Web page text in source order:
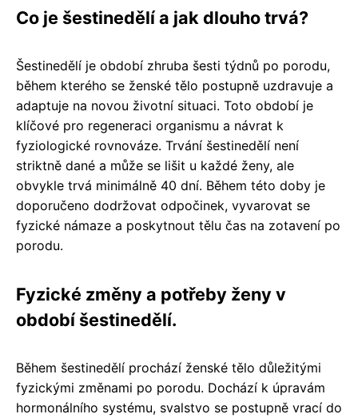
Co je šestinedělí a jak dlouho trvá?
Šestinedělí je období zhruba šesti týdnů po porodu,
během kterého se ženské tělo postupně uzdravuje a
adaptuje na novou životní situaci. Toto období je
klíčové pro regeneraci organismu a návrat k
fyziologické rovnováze. Trvání šestinedělí není
striktně dané a může se lišit u každé ženy, ale
obvykle trvá minimálně 40 dní. Během této doby je
doporučeno dodržovat odpočinek, vyvarovat se
fyzické námaze a poskytnout tělu čas na zotavení po
porodu.
Fyzické změny a potřeby ženy v
období šestinedělí.
Během šestinedělí prochází ženské tělo důležitými
fyzickými změnami po porodu. Dochází k úpravám
hormonálního systému, svalstvo se postupně vrací do